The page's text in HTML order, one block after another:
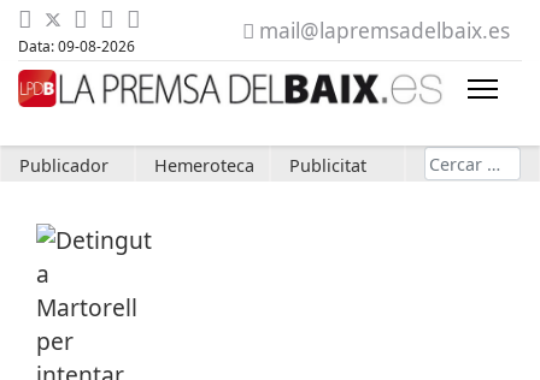
Data: 09-08-2026
mail@lapremsadelbaix.es
Publicador Hemeroteca Publicitat Cerca